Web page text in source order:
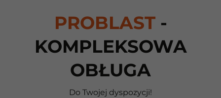
PROBLAST -
KOMPLEKSOWA
OBŁUGA
Do Twojej dyspozycji!